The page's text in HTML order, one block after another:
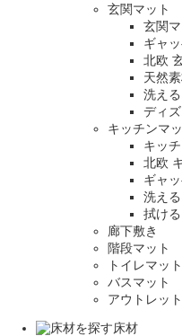
玄関マット
玄関
ギャ
北欧
天然
洗え
ディ
キッチンマ
キッ
北欧
ギャ
洗え
拭け
廊下敷き
階段マット
トイレマット
バスマット
アウトレット
床材